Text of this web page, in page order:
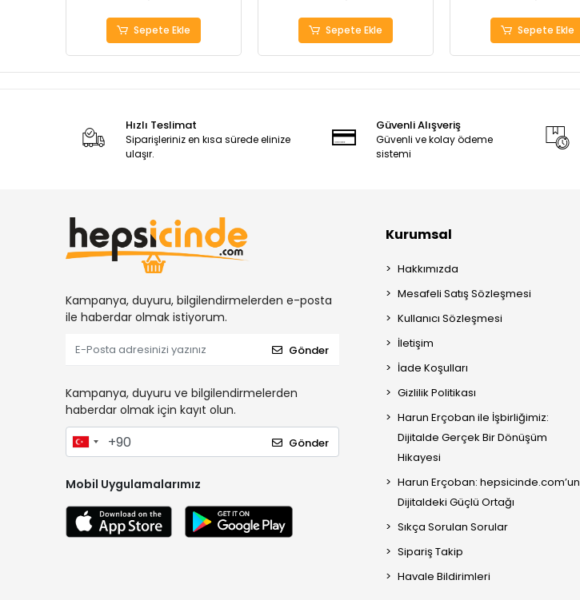
Sepete Ekle Sepete Ekle Sepete Ekle
Hızlı Teslimat
Siparişleriniz en kısa sürede elinize
ulaşır.
Güvenli Alışveriş
Güvenli ve kolay ödeme
sistemi
Kampanya, duyuru, bilgilendirmelerden e-posta
ile haberdar olmak istiyorum.
Gönder
Kampanya, duyuru ve bilgilendirmelerden
haberdar olmak için kayıt olun.
Gönder
Mobil Uygulamalarımız
Kurumsal
Hakkımızda
Mesafeli Satış Sözleşmesi
Kullanıcı Sözleşmesi
İletişim
İade Koşulları
Gizlilik Politikası
Harun Erçoban ile İşbirliğimiz:
Dijitalde Gerçek Bir Dönüşüm
Hikayesi
Harun Erçoban: hepsicinde.com’un
Dijitaldeki Güçlü Ortağı
Sıkça Sorulan Sorular
Sipariş Takip
Havale Bildirimleri